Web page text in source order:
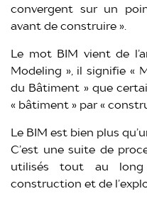
convergent sur un
avant de construire ».
Le mot BIM vient de
Modeling », il signifie «
du Bâtiment » que
« bâtiment » par «
Le BIM est bien plus
C’est une suite de
utilisés tout au
construction et de